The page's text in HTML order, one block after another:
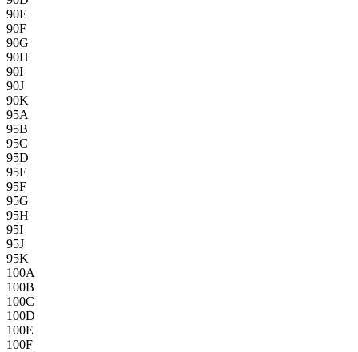
90E
90F
90G
90H
90I
90J
90K
95A
95B
95C
95D
95E
95F
95G
95H
95I
95J
95K
100A
100B
100C
100D
100E
100F